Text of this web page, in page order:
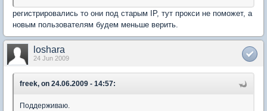
регистрировались то они под старым IP, тут прокси не поможет, а
новым пользователям будем меньше верить.
loshara
24 Jun 2009
freek, on 24.06.2009 - 14:57:
Поддерживаю.